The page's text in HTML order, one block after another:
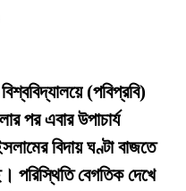
(পবিপ্রবি)
পর এবার উপাচার্য
বিদায় ঘণ্টা বাজতে
পরিস্থিতি বেগতিক দেখে